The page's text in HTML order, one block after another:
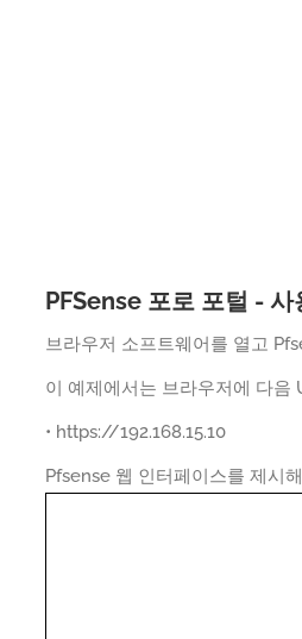
PFSense 포로 포털 - 사
브라우저 소프트웨어를 열고
이 예제에서는 브라우저에 다음
• https://192.168.15.10
Pfsense 웹 인터페이스를 제시